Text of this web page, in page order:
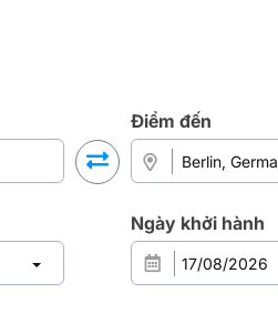
Điểm đến
Ngày khởi hành